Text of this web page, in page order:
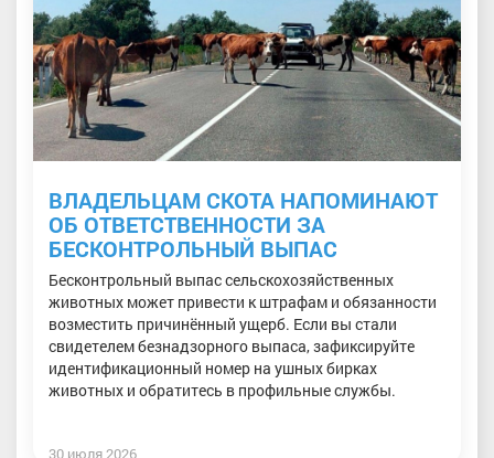
ВЛАДЕЛЬЦАМ СКОТА НАПОМИНАЮТ
ОБ ОТВЕТСТВЕННОСТИ ЗА
БЕСКОНТРОЛЬНЫЙ ВЫПАС
Бесконтрольный выпас сельскохозяйственных
животных может привести к штрафам и обязанности
возместить причинённый ущерб. Если вы стали
свидетелем безнадзорного выпаса, зафиксируйте
идентификационный номер на ушных бирках
животных и обратитесь в профильные службы.
30 июля 2026